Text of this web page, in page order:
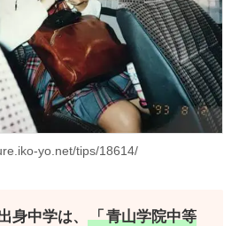
yo.net/tips/18614/
身中学は、「青山学院中等